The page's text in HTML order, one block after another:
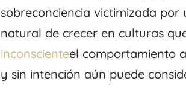
sobreconciencia victimizada por
natural de crecer en culturas
inconscienteel comportamiento
y sin intención aún puede